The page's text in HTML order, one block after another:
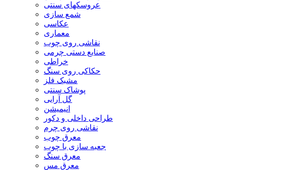
عروسکهای سنتی
شمع سازی
عکاسی
معماری
نقاشی روی چوب
صنایع دستی چرمی
خراطی
حکاکی روی سنگ
مشبک فلز
پوشاک سنتی
گل آرایی
انیمیشن
طراحی داخلی و دکور
نقاشی روی چرم
معرق چوب
جعبه سازی با چوب
معرق سنگ
معرق مس